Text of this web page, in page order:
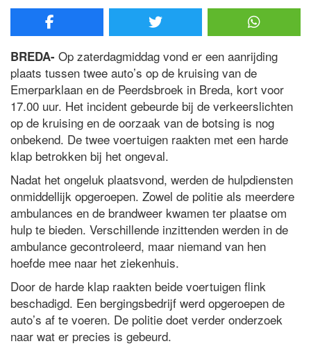
BREDA- Op zaterdagmiddag vond er een aanrijding
plaats tussen twee auto’s op de kruising van de
Emerparklaan en de Peerdsbroek in Breda, kort voor
17.00 uur. Het incident gebeurde bij de verkeerslichten
op de kruising en de oorzaak van de botsing is nog
onbekend. De twee voertuigen raakten met een harde
klap betrokken bij het ongeval.
Nadat het ongeluk plaatsvond, werden de hulpdiensten
onmiddellijk opgeroepen. Zowel de politie als meerdere
ambulances en de brandweer kwamen ter plaatse om
hulp te bieden. Verschillende inzittenden werden in de
ambulance gecontroleerd, maar niemand van hen
hoefde mee naar het ziekenhuis.
Door de harde klap raakten beide voertuigen flink
beschadigd. Een bergingsbedrijf werd opgeroepen de
auto’s af te voeren. De politie doet verder onderzoek
naar wat er precies is gebeurd.